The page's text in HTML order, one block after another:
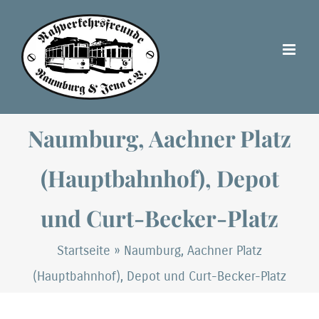
Inhalt
springen
Naumburg, Aachner Platz
(Hauptbahnhof), Depot
und Curt-Becker-Platz
Startseite » Naumburg, Aachner Platz
(Hauptbahnhof), Depot und Curt-Becker-Platz